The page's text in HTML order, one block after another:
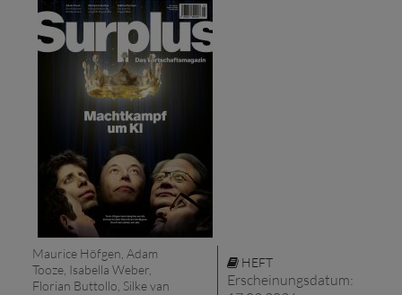
Maurice Höfgen, Adam
Tooze, Isabella Weber,
Florian Buttollo, Silke van
HEFT
Erscheinungsdatum: